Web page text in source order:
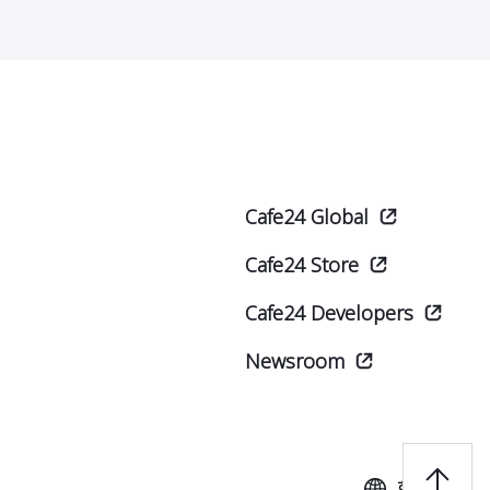
Cafe24 Global
Cafe24 Store
Cafe24 Developers
Newsroom